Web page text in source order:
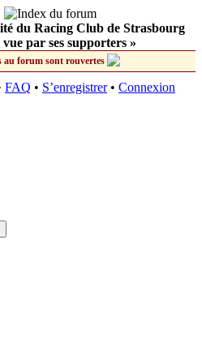
du Racing Club de Strasbourg
vue par ses supporters »
au forum sont rouvertes
FAQ • S’enregistrer• Connexion